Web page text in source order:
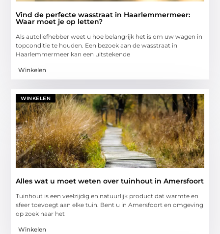
Vind de perfecte wasstraat in Haarlemmermeer:
Waar moet je op letten?
Als autoliefhebber weet u hoe belangrijk het is om uw wagen in
topconditie te houden. Een bezoek aan de wasstraat in
Haarlemmermeer kan een uitstekende
Winkelen
WINKELEN
Alles wat u moet weten over tuinhout in Amersfoort
Tuinhout is een veelzijdig en natuurlijk product dat warmte en
sfeer toevoegt aan elke tuin. Bent u in Amersfoort en omgeving
op zoek naar het
Winkelen